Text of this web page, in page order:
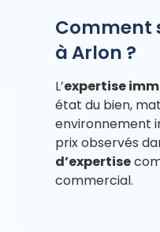
Comment
à Arlon ?
L’expertise
état du bien,
environnement
prix observés
d’expertise
commercial.